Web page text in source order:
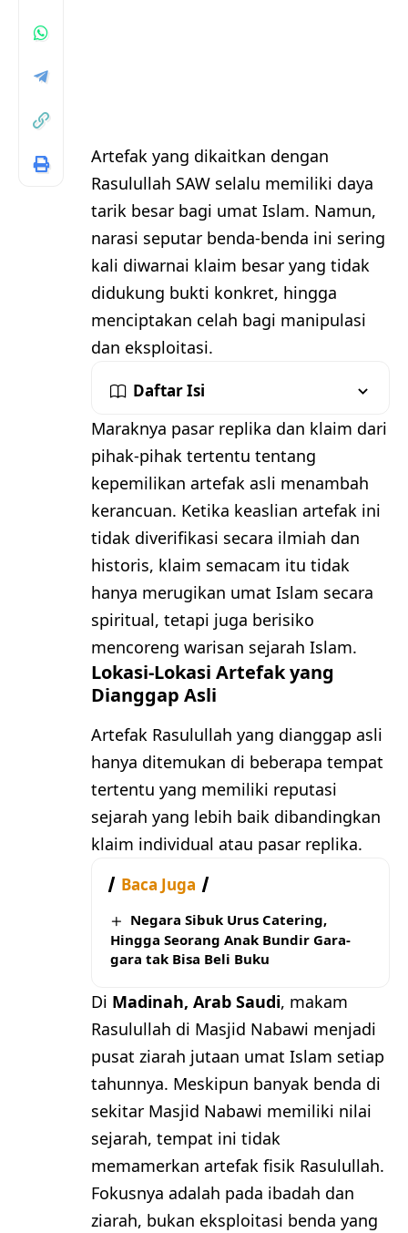
Artefak yang dikaitkan dengan
Rasulullah SAW selalu memiliki daya
tarik besar bagi umat Islam. Namun,
narasi seputar benda-benda ini sering
kali diwarnai klaim besar yang tidak
didukung bukti konkret, hingga
menciptakan celah bagi manipulasi
dan eksploitasi.
Daftar Isi
Maraknya pasar replika dan klaim dari
pihak-pihak tertentu tentang
kepemilikan artefak asli menambah
kerancuan. Ketika keaslian artefak ini
tidak diverifikasi secara ilmiah dan
historis, klaim semacam itu tidak
hanya merugikan umat Islam secara
spiritual, tetapi juga berisiko
mencoreng warisan sejarah Islam.
Lokasi-Lokasi Artefak yang
Dianggap Asli
Artefak Rasulullah yang dianggap asli
hanya ditemukan di beberapa tempat
tertentu yang memiliki reputasi
sejarah yang lebih baik dibandingkan
klaim individual atau pasar replika.
Baca Juga
Negara Sibuk Urus Catering,
Hingga Seorang Anak Bundir Gara-
gara tak Bisa Beli Buku
Di Madinah, Arab Saudi, makam
Rasulullah di Masjid Nabawi menjadi
pusat ziarah jutaan umat Islam setiap
tahunnya. Meskipun banyak benda di
sekitar Masjid Nabawi memiliki nilai
sejarah, tempat ini tidak
memamerkan artefak fisik Rasulullah.
Fokusnya adalah pada ibadah dan
ziarah, bukan eksploitasi benda yang